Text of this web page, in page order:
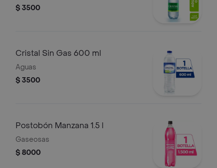
$ 3500
Cristal Sin Gas 600 ml
Aguas
$ 3500
Postobón Manzana 1.5 l
Gaseosas
$ 8000